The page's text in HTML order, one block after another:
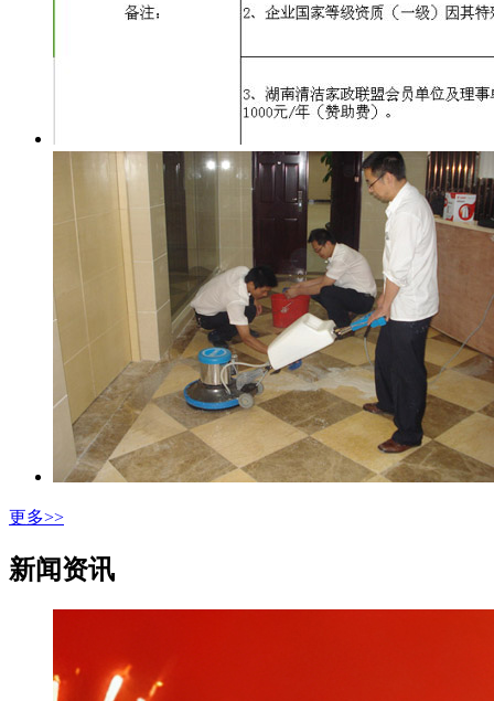
更多>>
新闻资讯